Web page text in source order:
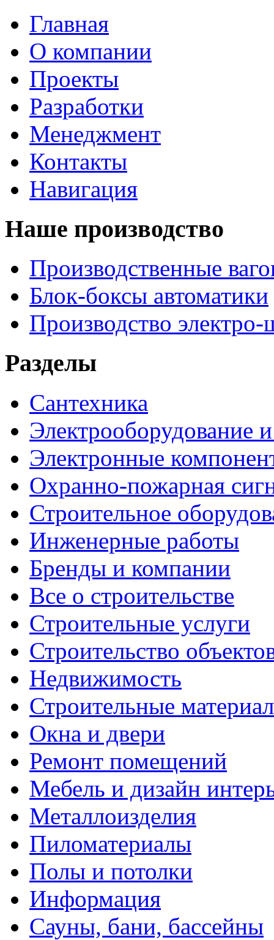
Главная
О компании
Проекты
Разработки
Менеджмент
Контакты
Навигация
Наше производство
Производственные
Блок-боксы автоматики
Производство
Разделы
Сантехника
Электрооборудование
Электронные
Охранно-пожарная
Строительное
Инженерные работы
Бренды и компании
Все о строительстве
Строительные услуги
Строительство
Недвижимость
Строительные
Окна и двери
Ремонт помещений
Мебель и дизайн
Металлоизделия
Пиломатериалы
Полы и потолки
Информация
Сауны, бани, бассейны